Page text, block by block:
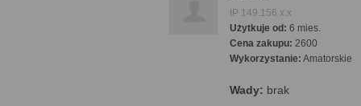
IP 149.156.x.x
Użytkuje od: 6 mies.
Cena zakupu: 2600
Wykorzystanie: Amatorskie
Wady: brak